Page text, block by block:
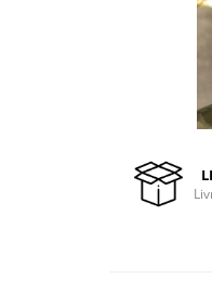
Zdrobitoare struguri,
Dezumidificatoare
Aparate de sudura